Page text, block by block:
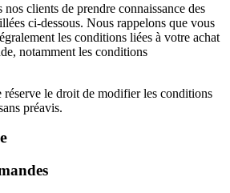
clients de prendre connaissance des
ci-dessous. Nous rappelons que vous
les conditions liées à votre achat
notamment les conditions
le droit de modifier les conditions
préavis.